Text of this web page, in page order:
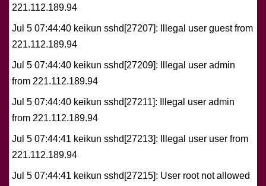
221.112.189.94
Jul 5 07:44:40 keikun sshd[27207]: Illegal user guest from
221.112.189.94
Jul 5 07:44:40 keikun sshd[27209]: Illegal user admin
from 221.112.189.94
Jul 5 07:44:40 keikun sshd[27211]: Illegal user admin
from 221.112.189.94
Jul 5 07:44:41 keikun sshd[27213]: Illegal user user from
221.112.189.94
Jul 5 07:44:41 keikun sshd[27215]: User root not allowed